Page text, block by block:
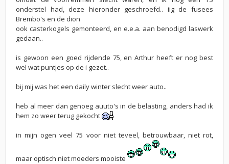
onderstel had, deze hieronder geschroefd.. iig de fusees
Brembo's en de dion
ook casterkogels gemonteerd, en e.e.a. aan benodigd laswerk
gedaan..
is gewoon een goed rijdende 75, en Arthur heeft er nog best
wel wat puntjes op de i gezet..
bij mij was het een daily winter slecht weer auto..
heb al meer dan genoeg auuto's in de belasting, anders had ik
hem zo weer terug gekocht
in mijn ogen veel 75 voor niet teveel, betrouwbaar, niet rot,
maar optisch niet moeders mooiste